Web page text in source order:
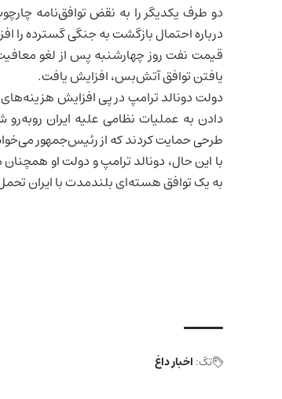
دو طرف یکدیگر را به نقض توافق‌نامه
درباره احتمال بازگشت به جنگی گسترده را
قیمت نفت روز چهارشنبه پس از لغو معافیت
یافتن توافق آتش‌بس، افزایش یافت.
دولت دونالد ترامپ در پی افزایش هزینه‌های
دادن به عملیات نظامی علیه ایران
طرحی حمایت کردند که از رئیس‌جمهور
با این حال، دونالد ترامپ و دولت او
به یک توافق هسته‌ای بلندمدت با ایران
تگ: اخبار داغ